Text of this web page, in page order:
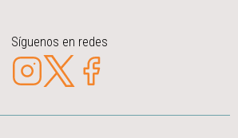
Síguenos en redes